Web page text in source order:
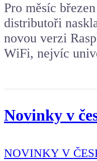
Pro měsíc
distributoři
novou verzi
WiFi, nejvíc
Novinky v
NOVINKY V